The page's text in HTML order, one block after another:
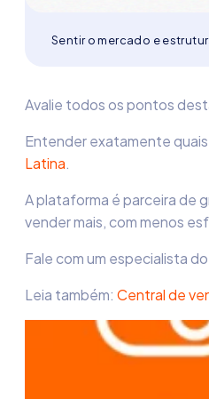
Sentir o mercado e
Avalie todos os pontos
Entender exatamente
Latina.
A plataforma é parceira de
vender mais, com menos
Fale com um especialista
Leia também: Central de